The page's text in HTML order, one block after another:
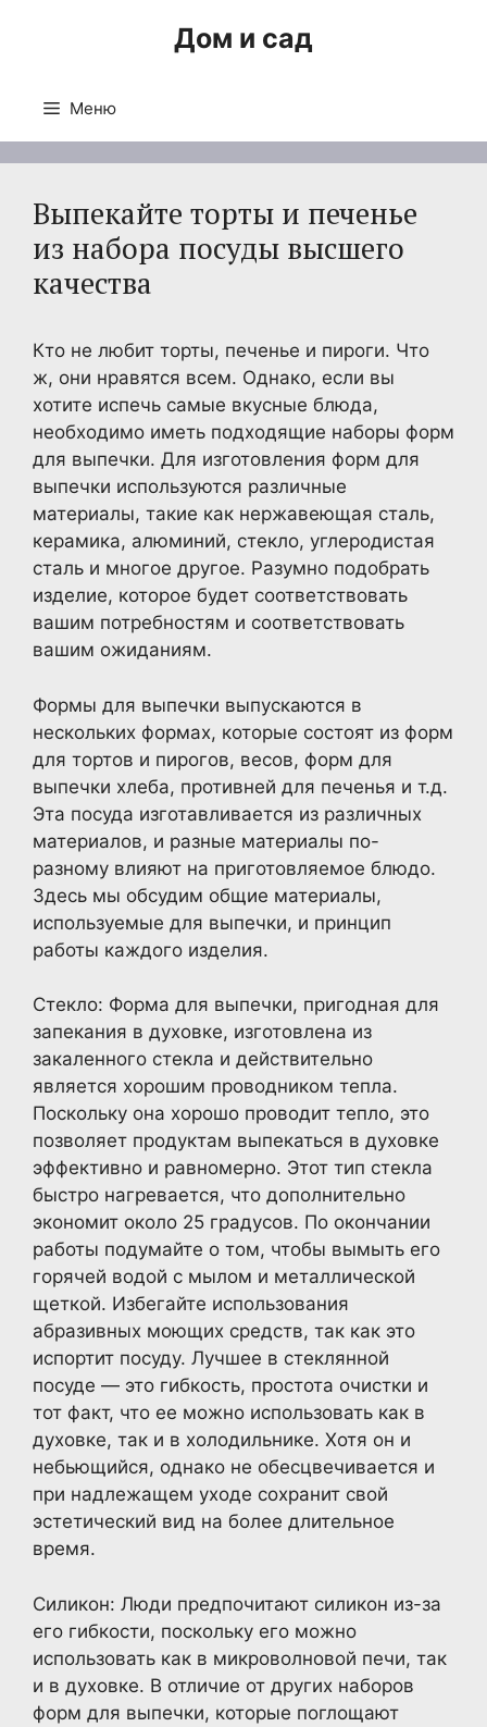
Дом и сад
Меню
Выпекайте торты и печенье
из набора посуды высшего
качества
Кто не любит торты, печенье и пироги. Что
ж, они нравятся всем. Однако, если вы
хотите испечь самые вкусные блюда,
необходимо иметь подходящие наборы форм
для выпечки. Для изготовления форм для
выпечки используются различные
материалы, такие как нержавеющая сталь,
керамика, алюминий, стекло, углеродистая
сталь и многое другое. Разумно подобрать
изделие, которое будет соответствовать
вашим потребностям и соответствовать
вашим ожиданиям.
Формы для выпечки выпускаются в
нескольких формах, которые состоят из форм
для тортов и пирогов, весов, форм для
выпечки хлеба, противней для печенья и т.д.
Эта посуда изготавливается из различных
материалов, и разные материалы по-
разному влияют на приготовляемое блюдо.
Здесь мы обсудим общие материалы,
используемые для выпечки, и принцип
работы каждого изделия.
Стекло: Форма для выпечки, пригодная для
запекания в духовке, изготовлена из
закаленного стекла и действительно
является хорошим проводником тепла.
Поскольку она хорошо проводит тепло, это
позволяет продуктам выпекаться в духовке
эффективно и равномерно. Этот тип стекла
быстро нагревается, что дополнительно
экономит около 25 градусов. По окончании
работы подумайте о том, чтобы вымыть его
горячей водой с мылом и металлической
щеткой. Избегайте использования
абразивных моющих средств, так как это
испортит посуду. Лучшее в стеклянной
посуде — это гибкость, простота очистки и
тот факт, что ее можно использовать как в
духовке, так и в холодильнике. Хотя он и
небьющийся, однако не обесцвечивается и
при надлежащем уходе сохранит свой
эстетический вид на более длительное
время.
Силикон: Люди предпочитают силикон из-за
его гибкости, поскольку его можно
использовать как в микроволновой печи, так
и в духовке. В отличие от других наборов
форм для выпечки, которые поглощают